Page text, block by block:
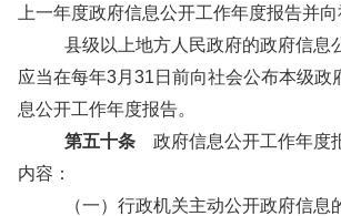
上一年度政府信息公开工作年度报告并向
县级以上地方人民政府的政府信息
应当在每年3月31日前向社会公布本级政
息公开工作年度报告。
第五十条 政府信息公开工作年度
内容：
（一）行政机关主动公开政府信息